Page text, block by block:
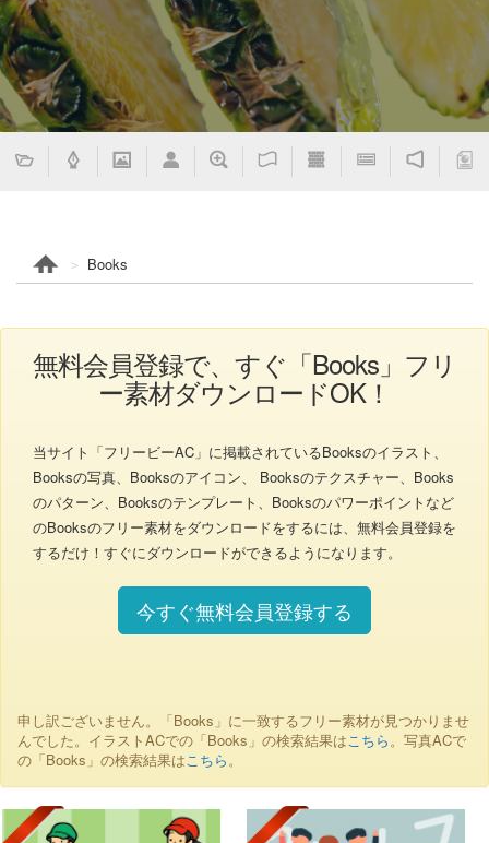
Books
無料会員登録で、すぐ「Books」フリ
ー素材ダウンロードOK！
当サイト「フリービーAC」に掲載されているBooksのイラスト、
Booksの写真、Booksのアイコン、 Booksのテクスチャー、Books
のパターン、Booksのテンプレート、Booksのパワーポイントなど
のBooksのフリー素材をダウンロードをするには、無料会員登録を
するだけ！すぐにダウンロードができるようになります。
今すぐ無料会員登録する
申し訳ございません。「Books」に一致するフリー素材が見つかりませ
んでした。イラストACでの「Books」の検索結果はこちら。写真ACで
の「Books」の検索結果はこちら。